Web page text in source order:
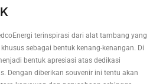
terinspirasi dari alat tambang yang
sebagai bentuk kenang-kenangan. Di
bentuk apresiasi atas dedikasi
Dengan diberikan souvenir ini tentu akan